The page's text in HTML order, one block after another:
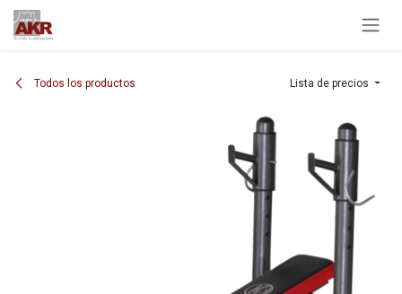
Ir al contenido
Todos los productos Lista de precios